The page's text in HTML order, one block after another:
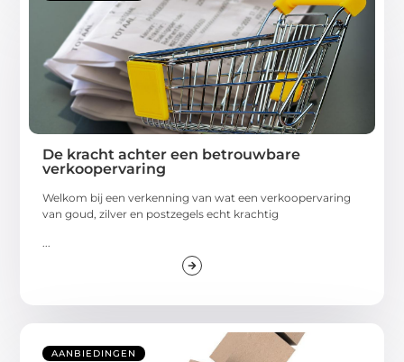
De kracht achter een betrouwbare
verkoopervaring
Welkom bij een verkenning van wat een verkoopervaring
van goud, zilver en postzegels echt krachtig
...
AANBIEDINGEN